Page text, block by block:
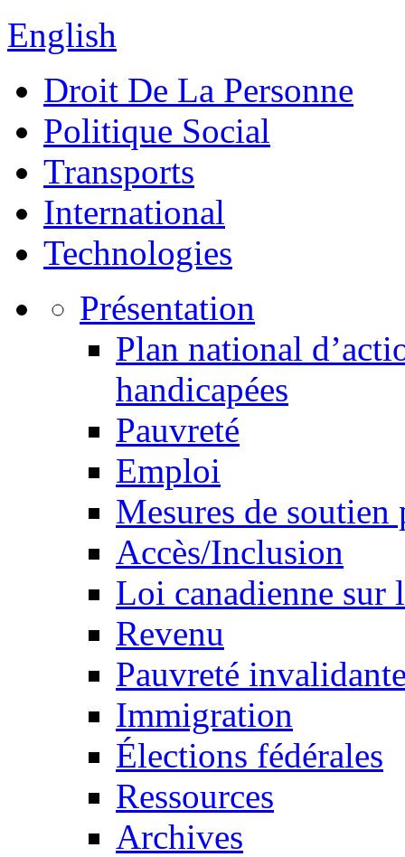
English
Droit De La Personne
Politique Social
Transports
International
Technologies
Présentation
Plan national
handicapées
Pauvreté
Emploi
Mesures de soutien
Accès/Inclusion
Loi canadienne sur
Revenu
Pauvreté
Immigration
Élections fédérales
Ressources
Archives